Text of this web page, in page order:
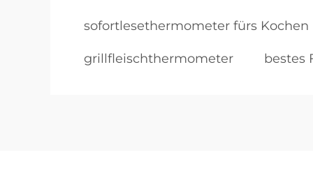
sofortlesethermometer fürs Kochen
grillfleischthermometer bestes